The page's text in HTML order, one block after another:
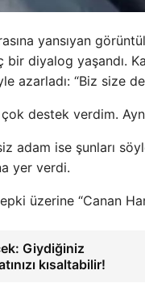
yansıyan
diyalog yaşandı.
azarladı: “Biz size
çok destek verdim.
adam ise şunları
yer verdi.
üzerine “Canan
Giydiğiniz
kısaltabilir!